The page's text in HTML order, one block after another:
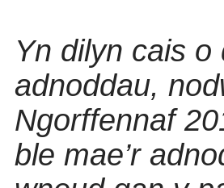
Yn dilyn cais
adnoddau,
Ngorffennaf
ble mae’r